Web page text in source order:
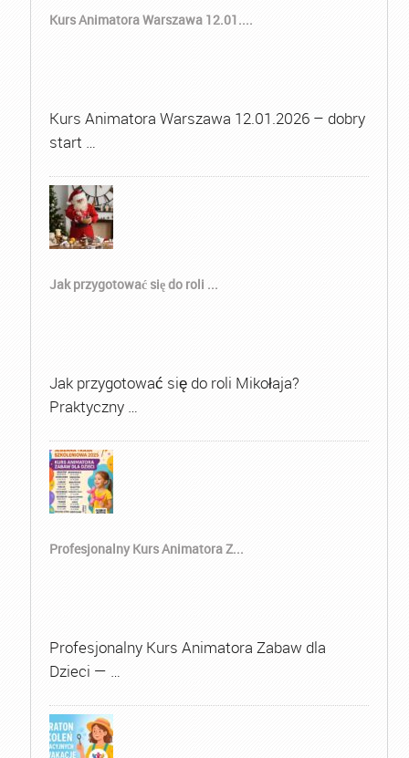
Kurs Animatora Warszawa 12.01....
Kurs Animatora Warszawa 12.01.2026 – dobry
start …
Jak przygotować się do roli ...
Jak przygotować się do roli Mikołaja?
Praktyczny …
Profesjonalny Kurs Animatora Z...
Profesjonalny Kurs Animatora Zabaw dla
Dzieci — …